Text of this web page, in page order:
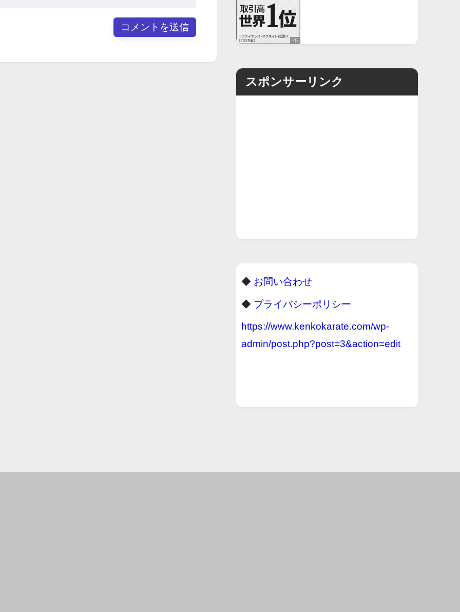
スポンサーリンク
◆ お問い合わせ
◆ プライバシーポリシー
https://www.kenkokarate.com/wp-
admin/post.php?post=3&action=edit